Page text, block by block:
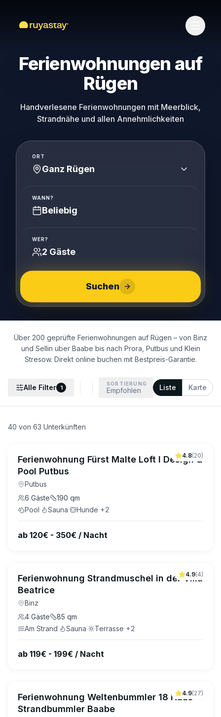
Ferienwohnungen auf
Rügen
Handverlesene Ferienwohnungen mit Meerblick,
Strandnähe und allen Annehmlichkeiten
ORT
Ganz Rügen
WANN?
Beliebig
WER?
2 Gäste
Suchen
Über 200 geprüfte Ferienwohnungen auf Rügen – von Binz
und Sellin über Baabe bis nach Prora, Putbus und Klein
Stresow. Direkt online buchen mit Bestpreis-Garantie.
Alle Filter 1
SORTIERUNG
Empfohlen Liste Karte
40 von 63 Unterkünften
4.8(20)
Ferienwohnung Fürst Malte Loft I Design &
Pool Putbus
Putbus
6 Gäste 190 qm
Pool· Sauna· Hunde·+2
ab 120€ - 350€ / Nacht
4.9(4)
Ferienwohnung Strandmuschel in der Villa
Beatrice
Binz
4 Gäste 85 qm
Am Strand· Sauna· Terrasse·+2
ab 119€ - 199€ / Nacht
4.9(27)
Ferienwohnung Weltenbummler 18 Haus
Strandbummler Baabe